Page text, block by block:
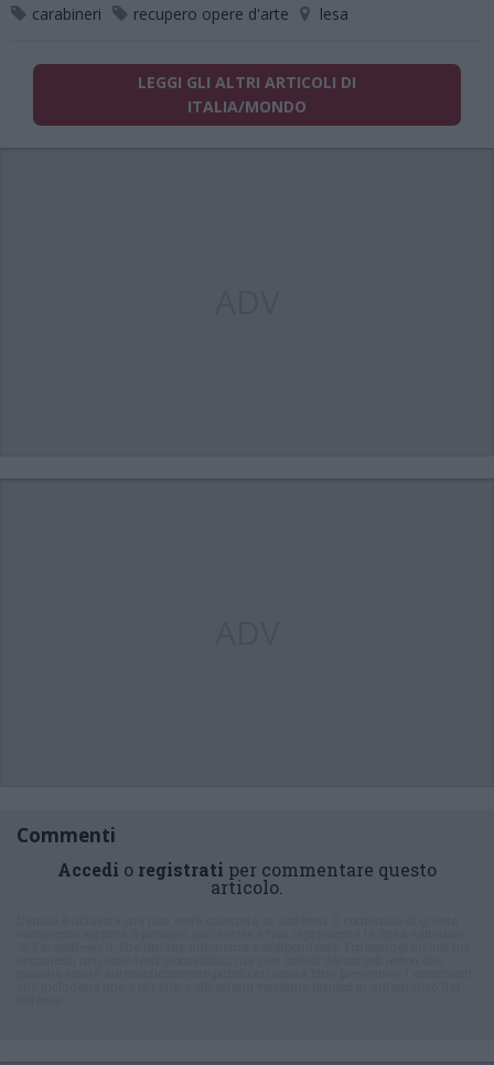
carabineri
recupero opere d'arte lesa
LEGGI GLI ALTRI ARTICOLI DI
ITALIA/MONDO
Commenti
Accedi o registrati per commentare questo
articolo.